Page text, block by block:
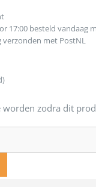
17:00 besteld vandaag
verzonden met PostNL
zodra dit